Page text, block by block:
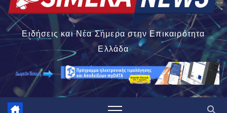
Ειδήσεις και Νέα Σήμερα στην Επικαιρότητα
Ελλάδα